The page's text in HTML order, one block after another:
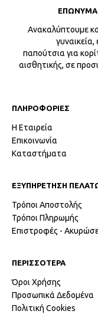
ΕΠΩΝΥΜΑ
Ανακαλύπτουμε
παπούτσια για
αισθητικής, σε
ΠΛΗΡΟΦΟΡΙΕΣ
Η Εταιρεία
Επικοινωνία
Καταστήματα
ΕΞΥΠΗΡΕΤΗΣΗ
Τρόποι Αποστολής
Τρόποι Πληρωμής
Επιστροφές -
ΠΕΡΙΣΣΟΤΕΡΑ
Όροι Χρήσης
Προσωπικά Δεδομένα
Πολιτική Cookies